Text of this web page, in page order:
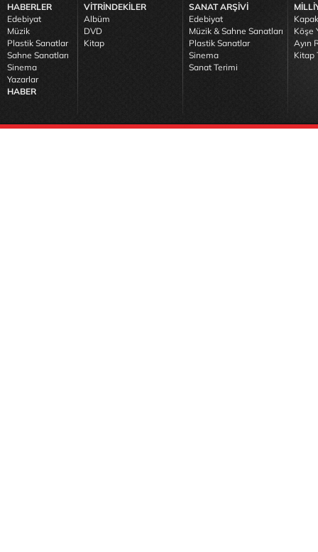
HABERLER
Edebiyat
Müzik
Plastik Sanatlar
Sahne Sanatları
Sinema
Yazarlar
HABER
VİTRİNDEKİLER
Albüm
DVD
Kitap
SANAT ARŞİVİ
Edebiyat
Müzik & Sahne Sanatları
Plastik Sanatlar
Sinema
Sanat Terimi
Köşe
Ayın
Kitap